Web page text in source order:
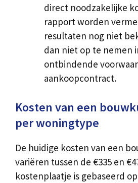
direct noodzakelijke
rapport worden
resultaten nog niet
dan niet op te nemen
ontbindende
aankoopcontract.
Kosten van een
per woningtype
De huidige kosten van een
variëren tussen de €335 en
kostenplaatje is gebaseerd